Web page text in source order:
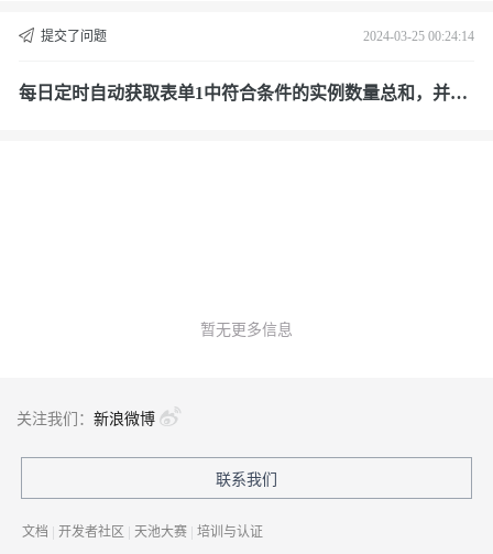
提交了问题 2024-03-25 00:24:14
每日定时自动获取表单1中符合条件的实例数量总和，并赋
暂无更多信息
关注我们： 新浪微博
联系我们
文档 | 开发者社区 | 天池大赛 | 培训与认证